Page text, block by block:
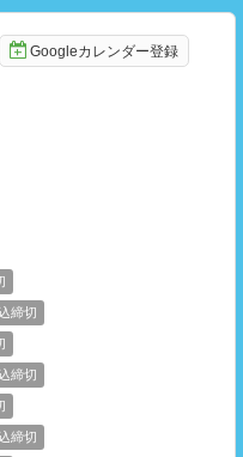
Googleカレンダー登録
締切
締切
締切